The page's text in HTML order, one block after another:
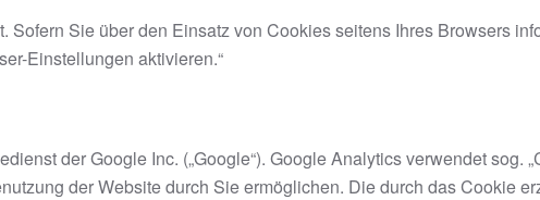
Sie über den Einsatz von Cookies seitens Ihres Browsers
Einstellungen aktivieren.“
der Google Inc. („Google“). Google Analytics verwendet sog.
der Website durch Sie ermöglichen. Die durch das Cookie